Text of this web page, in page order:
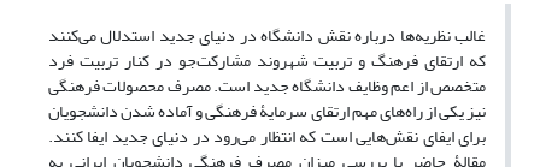
غالب نظریه‌ها درباره نقش دانشگاه در دنیای جدید استدلال می‌کنند
که ارتقای فرهنگ و تربیت شهروند مشارکت‌جو در کنار تربیت فرد
متخصص از اعم وظایف دانشگاه جدید است. مصرف محصولات فرهنگی
نیز یکی از راه‌های مهم ارتقای سرمایۀ فرهنگی و آماده شدن دانشجویان
برای ایفای نقش‌هایی است که انتظار می‌رود در دنیای جدید ایفا کنند.